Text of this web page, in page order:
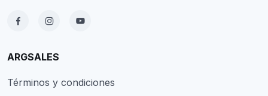
ARGSALES
Términos y condiciones